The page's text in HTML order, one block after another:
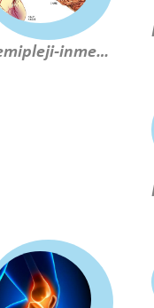
Hemipleji-inme rehabilitasyonu